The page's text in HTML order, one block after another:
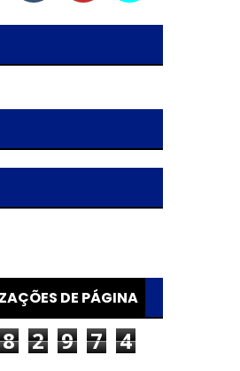
DE PÁGINA
8 2 9 7 4